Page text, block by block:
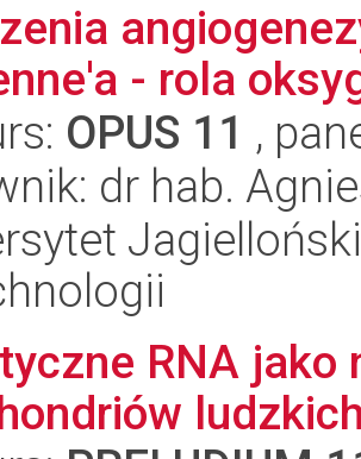
- rola
OPUS 11 ,
dr hab.
RNA jako